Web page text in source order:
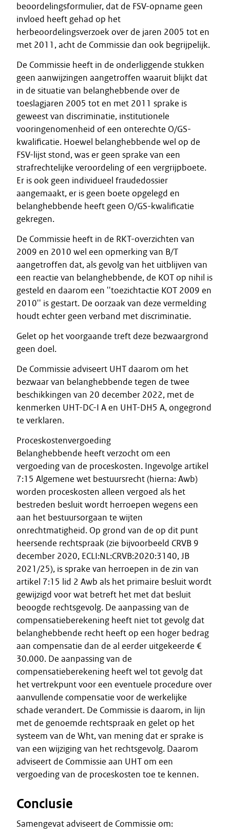
beoordelingsformulier, dat de FSV-opname geen
invloed heeft gehad op het
herbeoordelingsverzoek over de jaren 2005 tot en
met 2011, acht de Commissie dan ook begrijpelijk.
De Commissie heeft in de onderliggende stukken
geen aanwijzingen aangetroffen waaruit blijkt dat
in de situatie van belanghebbende over de
toeslagjaren 2005 tot en met 2011 sprake is
geweest van discriminatie, institutionele
vooringenomenheid of een onterechte O/GS-
kwalificatie. Hoewel belanghebbende wel op de
FSV-lijst stond, was er geen sprake van een
strafrechtelijke veroordeling of een vergrijpboete.
Er is ook geen individueel fraudedossier
aangemaakt, er is geen boete opgelegd en
belanghebbende heeft geen O/GS-kwalificatie
gekregen.
De Commissie heeft in de RKT-overzichten van
2009 en 2010 wel een opmerking van B/T
aangetroffen dat, als gevolg van het uitblijven van
een reactie van belanghebbende, de KOT op nihil is
gesteld en daarom een ''toezichtactie KOT 2009 en
2010'' is gestart. De oorzaak van deze vermelding
houdt echter geen verband met discriminatie.
Gelet op het voorgaande treft deze bezwaargrond
geen doel.
De Commissie adviseert UHT daarom om het
bezwaar van belanghebbende tegen de twee
beschikkingen van 20 december 2022, met de
kenmerken UHT-DC-I A en UHT-DH5 A, ongegrond
te verklaren.
Proceskostenvergoeding
Belanghebbende heeft verzocht om een
vergoeding van de proceskosten. Ingevolge artikel
7:15 Algemene wet bestuursrecht (hierna: Awb)
worden proceskosten alleen vergoed als het
bestreden besluit wordt herroepen wegens een
aan het bestuursorgaan te wijten
onrechtmatigheid. Op grond van de op dit punt
heersende rechtspraak (zie bijvoorbeeld CRVB 9
december 2020, ECLI:NL:CRVB:2020:3140, JB
2021/25), is sprake van herroepen in de zin van
artikel 7:15 lid 2 Awb als het primaire besluit wordt
gewijzigd voor wat betreft het met dat besluit
beoogde rechtsgevolg. De aanpassing van de
compensatieberekening heeft niet tot gevolg dat
belanghebbende recht heeft op een hoger bedrag
aan compensatie dan de al eerder uitgekeerde €
30.000. De aanpassing van de
compensatieberekening heeft wel tot gevolg dat
het vertrekpunt voor een eventuele procedure over
aanvullende compensatie voor de werkelijke
schade verandert. De Commissie is daarom, in lijn
met de genoemde rechtspraak en gelet op het
systeem van de Wht, van mening dat er sprake is
van een wijziging van het rechtsgevolg. Daarom
adviseert de Commissie aan UHT om een
vergoeding van de proceskosten toe te kennen.
Conclusie
Samengevat adviseert de Commissie om: